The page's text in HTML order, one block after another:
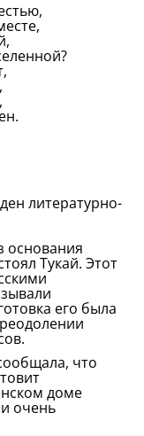
литературно-
основания
Тукай. Этот
его была
что
доме
очень